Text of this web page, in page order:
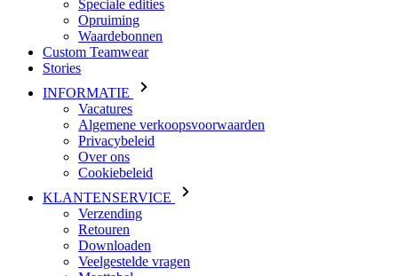
INFORMATIE
Vacatures
Algemene verkoopsvoorwaarden
Privacybeleid
Cookiebeleid
KLANTENSERVICE
Verzending
Retouren
Downloaden
Veelgestelde vragen
Maattabel
Contact
Inloggen